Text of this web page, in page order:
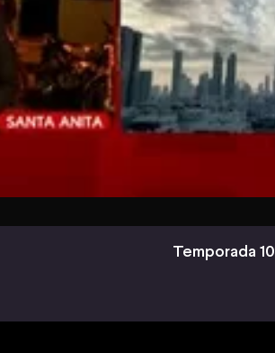
Temporada 10